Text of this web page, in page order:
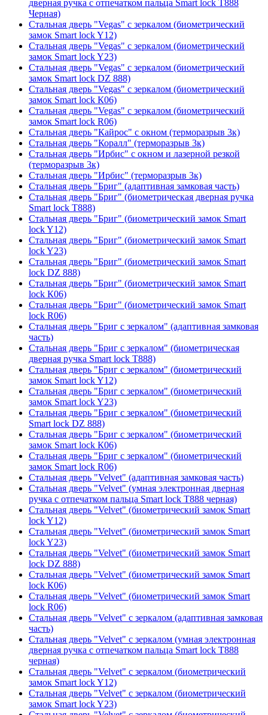
дверная ручка с отпечатком пальца Smart lock T888
Черная)
Стальная дверь "Vegas" с зеркалом (биометрический
замок Smart lock Y12)
Стальная дверь "Vegas" с зеркалом (биометрический
замок Smart lock Y23)
Стальная дверь "Vegas" с зеркалом (биометрический
замок Smart lock DZ 888)
Стальная дверь "Vegas" с зеркалом (биометрический
замок Smart lock К06)
Стальная дверь "Vegas" с зеркалом (биометрический
замок Smart lock R06)
Стальная дверь "Кайрос" с окном (терморазрыв 3к)
Стальная дверь "Коралл" (терморазрыв 3к)
Стальная дверь "Ирбис" с окном и лазерной резкой
(терморазрыв 3к)
Стальная дверь "Ирбис" (терморазрыв 3к)
Стальная дверь "Бриг" (адаптивная замковая часть)
Стальная дверь "Бриг" (биометрическая дверная ручка
Smart lock T888)
Стальная дверь "Бриг" (биометрический замок Smart
lock Y12)
Стальная дверь "Бриг" (биометрический замок Smart
lock Y23)
Стальная дверь "Бриг" (биометрический замок Smart
lock DZ 888)
Стальная дверь "Бриг" (биометрический замок Smart
lock К06)
Стальная дверь "Бриг" (биометрический замок Smart
lock R06)
Стальная дверь "Бриг с зеркалом" (адаптивная замковая
часть)
Стальная дверь "Бриг с зеркалом" (биометрическая
дверная ручка Smart lock T888)
Стальная дверь "Бриг с зеркалом" (биометрический
замок Smart lock Y12)
Стальная дверь "Бриг с зеркалом" (биометрический
замок Smart lock Y23)
Стальная дверь "Бриг с зеркалом" (биометрический
Smart lock DZ 888)
Стальная дверь "Бриг с зеркалом" (биометрический
замок Smart lock К06)
Стальная дверь "Бриг с зеркалом" (биометрический
замок Smart lock R06)
Стальная дверь "Velvet" (адаптивная замковая часть)
Стальная дверь "Velvet" (умная электронная дверная
ручка с отпечатком пальца Smart lock T888 черная)
Стальная дверь "Velvet" (биометрический замок Smart
lock Y12)
Стальная дверь "Velvet" (биометрический замок Smart
lock Y23)
Стальная дверь "Velvet" (биометрический замок Smart
lock DZ 888)
Стальная дверь "Velvet" (биометрический замок Smart
lock К06)
Стальная дверь "Velvet" (биометрический замок Smart
lock R06)
Стальная дверь "Velvet" с зеркалом (адаптивная замковая
часть)
Стальная дверь "Velvet" с зеркалом (умная электронная
дверная ручка с отпечатком пальца Smart lock T888
черная)
Стальная дверь "Velvet" с зеркалом (биометрический
замок Smart lock Y12)
Стальная дверь "Velvet" с зеркалом (биометрический
замок Smart lock Y23)